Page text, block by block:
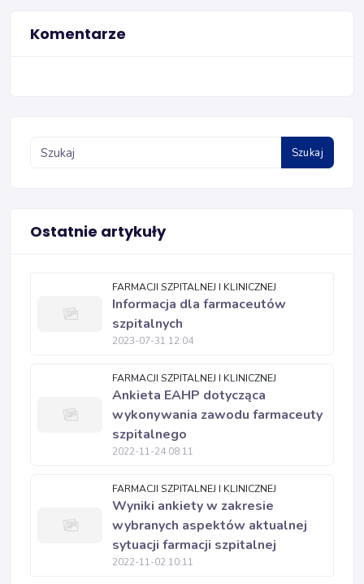
Komentarze
Szukaj
Ostatnie artykuły
FARMACJI SZPITALNEJ I KLINICZNEJ
Informacja dla farmaceutów
szpitalnych
2023-07-31 12:04
FARMACJI SZPITALNEJ I KLINICZNEJ
Ankieta EAHP dotycząca
wykonywania zawodu farmaceuty
szpitalnego
2022-11-24 08:11
FARMACJI SZPITALNEJ I KLINICZNEJ
Wyniki ankiety w zakresie
wybranych aspektów aktualnej
sytuacji farmacji szpitalnej
2022-11-02 10:11